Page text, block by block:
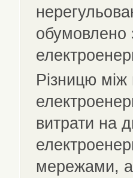
обумовлено
Різницю між
витрати на
мережами,